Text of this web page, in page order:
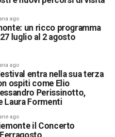
ago
un ricco programma
luglio al 2 agosto
ago
entra nella sua terza
ospiti come Elio
Perissinotto,
Laura Formenti
ago
il Concerto